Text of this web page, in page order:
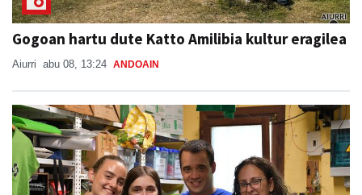
Gogoan hartu dute Katto Amilibia kultur eragilea
Aiurri abu 08, 13:24 ANDOAIN